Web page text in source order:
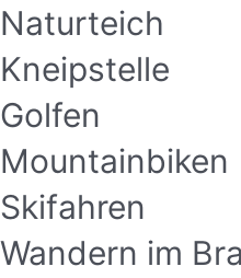
Naturteich
Kneipstelle
Golfen
Mountainbiken
Skifahren
Wandern im